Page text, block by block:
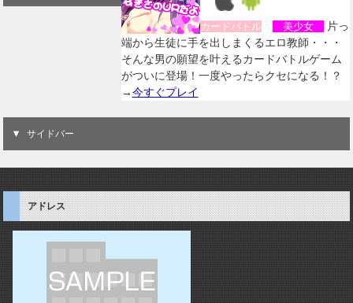
カードバトル 美少女
片っ
端から生徒に手を出しまくるエロ教師・・・
そんな男の願望を叶えるカードバトルゲーム
がついに登場！一度やったらクセになる！？
→今すぐプレイ
サイドバー
アドレス